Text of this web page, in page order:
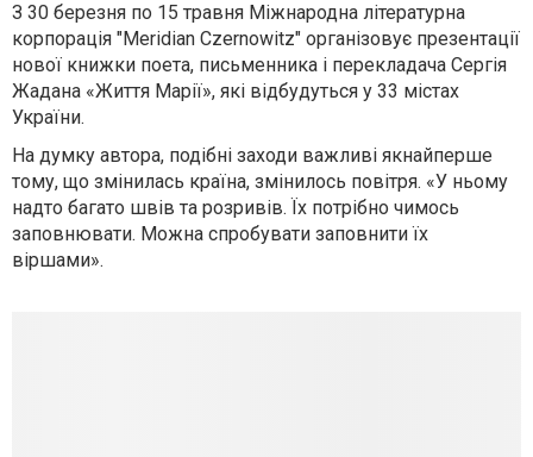
З 30 березня по 15 травня Міжнародна літературна
корпорація "Meridian Czernowitz" організовує презентації
нової книжки поета, письменника і перекладача Сергія
Жадана «Життя Марії», які відбудуться у 33 містах
України.
На думку автора, подібні заходи важливі якнайперше
тому, що змінилась країна, змінилось повітря. «У ньому
надто багато швів та розривів. Їх потрібно чимось
заповнювати. Можна спробувати заповнити їх
віршами».